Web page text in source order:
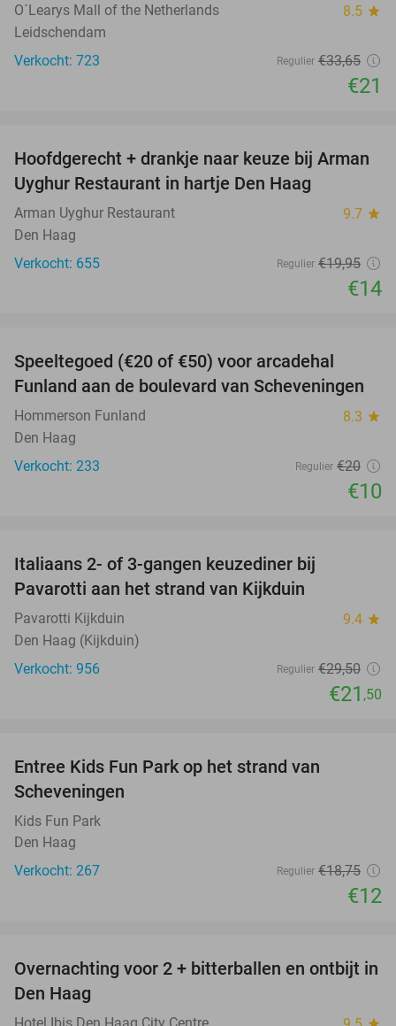
O´Learys Mall of the Netherlands 8.5 star
Leidschendam
Verkocht: 723
Regulier €33,65
€21
30%
Hoofdgerecht + drankje naar keuze bij Arman
Uyghur Restaurant in hartje Den Haag
Arman Uyghur Restaurant 9.7 star
Den Haag
Verkocht: 655
Regulier €19,95
€14
Speeltegoed (€20 of €50) voor arcadehal
Funland aan de boulevard van Scheveningen
Hommerson Funland 8.3 star
Den Haag
Verkocht: 233
Regulier €20
€10
Italiaans 2- of 3-gangen keuzediner bij
Pavarotti aan het strand van Kijkduin
Pavarotti Kijkduin 9.4 star
Den Haag (Kijkduin)
Verkocht: 956
Regulier €29,50
€21 ,50
Entree Kids Fun Park op het strand van
Scheveningen
Kids Fun Park
Den Haag
Verkocht: 267
Regulier €18,75
€12
41%
Overnachting voor 2 + bitterballen en ontbijt in
Den Haag